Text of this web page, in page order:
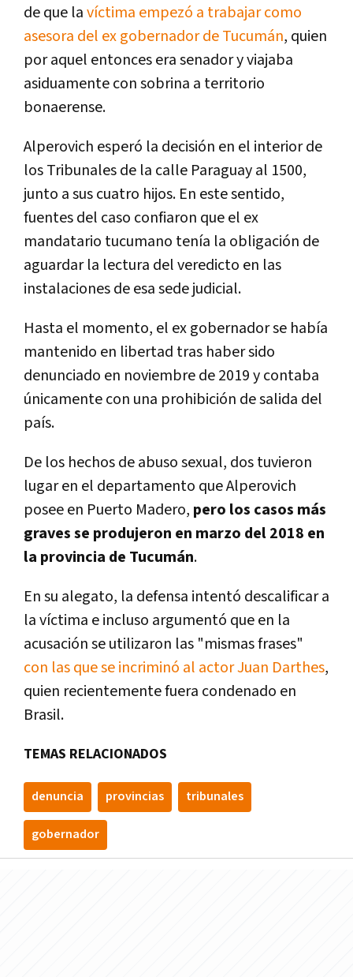
de que lavíctima empezó a trabajar como
asesora del ex gobernador de Tucumán, quien
por aquel entonces era senador y viajaba
asiduamente con sobrina a territorio
bonaerense.
Alperovich esperó la decisión en el interior de
los Tribunales de la calle Paraguay al 1500,
junto a sus cuatro hijos. En este sentido,
fuentes del caso confiaron que el ex
mandatario tucumano tenía la obligación de
aguardar la lectura del veredicto en las
instalaciones de esa sede judicial.
Hasta el momento, el ex gobernador se había
mantenido en libertad tras haber sido
denunciado en noviembre de 2019 y contaba
únicamente con una prohibición de salida del
país.
De los hechos de abuso sexual, dos tuvieron
lugar en el departamento que Alperovich
posee en Puerto Madero, pero los casos más
graves se produjeron en marzo del 2018 en
la provincia de Tucumán.
En su alegato, la defensa intentó descalificar a
la víctima e incluso argumentó que en la
acusación se utilizaron las "mismas frases"
con las que se incriminó al actor Juan Darthes,
quien recientemente fuera condenado en
Brasil.
TEMAS RELACIONADOS
denuncia provincias tribunales
gobernador